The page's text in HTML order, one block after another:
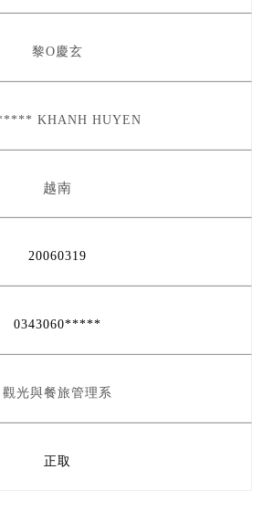
黎O慶玄
KHANH HUYEN
越南
20060319
0343060*****
觀光與餐旅管理系
正取